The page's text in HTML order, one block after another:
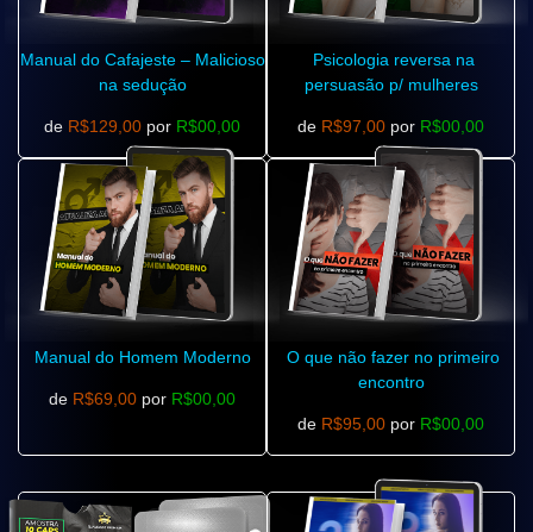
Manual do Cafajeste – Malicioso
na sedução
de R$129,00 por R$00,00
Psicologia reversa na
persuasão p/ mulheres
de R$97,00 por R$00,00
Manual do Homem Moderno
de R$69,00 por R$00,00
O que não fazer no primeiro
encontro
de R$95,00 por R$00,00